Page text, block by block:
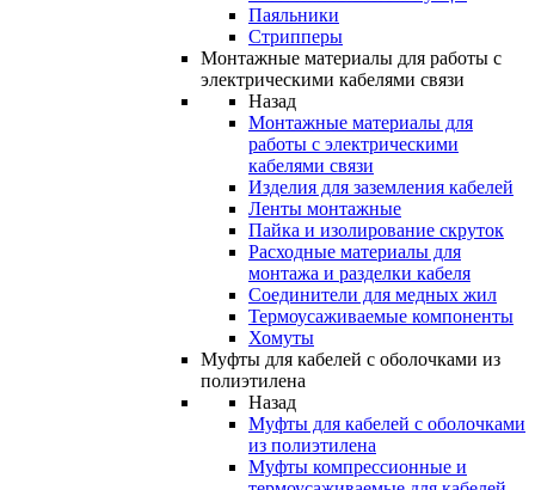
Паяльники
Стрипперы
Монтажные материалы для работы с
электрическими кабелями связи
Назад
Монтажные материалы для
работы с электрическими
кабелями связи
Изделия для заземления кабелей
Ленты монтажные
Пайка и изолирование скруток
Расходные материалы для
монтажа и разделки кабеля
Соединители для медных жил
Термоусаживаемые компоненты
Хомуты
Муфты для кабелей с оболочками из
полиэтилена
Назад
Муфты для кабелей с оболочками
из полиэтилена
Муфты компрессионные и